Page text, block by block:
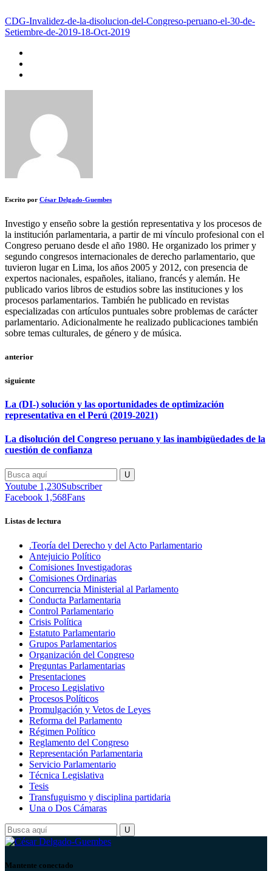
CDG-Invalidez-de-la-disolucion-del-Congreso-peruano-el-30-de-
Setiembre-de-2019-18-Oct-2019
Escrito por César Delgado-Guembes
Investigo y enseño sobre la gestión representativa y los procesos de
la institución parlamentaria, a partir de mi vínculo profesional con el
Congreso peruano desde el año 1980. He organizado los primer y
segundo congresos internacionales de derecho parlamentario, que
tuvieron lugar en Lima, los años 2005 y 2012, con presencia de
expertos nacionales, españoles, italiano, francés y alemán. He
publicado varios libros de estudios sobre las instituciones y los
procesos parlamentarios. También he publicado en revistas
especializadas con artículos puntuales sobre problemas de carácter
parlamentario. Adicionalmente he realizado publicaciones también
sobre temas culturales, de género y de música.
anterior
siguiente
La (DI-) solución y las oportunidades de optimización
representativa en el Perú (2019-2021)
La disolución del Congreso peruano y las inambigüedades de la
cuestión de confianza
Youtube 1,230Subscriber
Facebook 1,568Fans
Listas de lectura
.Teoría del Derecho y del Acto Parlamentario
Antejuicio Político
Comisiones Investigadoras
Comisiones Ordinarias
Concurrencia Ministerial al Parlamento
Conducta Parlamentaria
Control Parlamentario
Crisis Política
Estatuto Parlamentario
Grupos Parlamentarios
Organización del Congreso
Preguntas Parlamentarias
Presentaciones
Proceso Legislativo
Procesos Políticos
Promulgación y Vetos de Leyes
Reforma del Parlamento
Régimen Político
Reglamento del Congreso
Representación Parlamentaria
Servicio Parlamentario
Técnica Legislativa
Tesis
Transfuguismo y disciplina partidaria
Una o Dos Cámaras
Mantente conectado